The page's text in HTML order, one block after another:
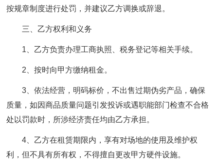
按规章制度进行处罚，并建议乙方调换或辞退。
三、乙方权利和义务
1、乙方负责办理工商执照、税务登记等相关手续。
2、按时向甲方缴纳租金。
3、依法经营，明码标价，不出售过期伪劣产品，确保
质量，如因商品质量问题引发投诉或遇职能部门检查不合格
处以罚款时，所涉经济责任均由乙方承担。
4、乙方在租赁期限内，享有对场地的使用及维护权
利，但不具有所有权，不得擅自更改甲方硬件设施。